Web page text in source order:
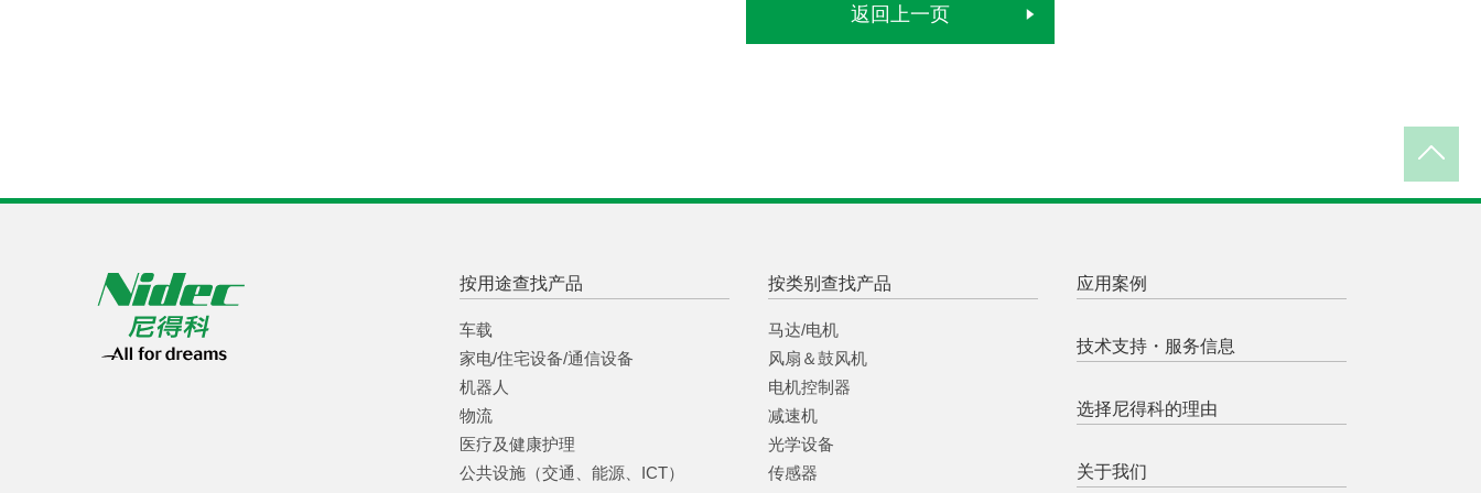
返回上一页
按用途查找产品
车载
家电/住宅设备/通信设备
机器人
物流
医疗及健康护理
公共设施（交通、能源、ICT）
按类别查找产品
马达/电机
风扇＆鼓风机
电机控制器
减速机
光学设备
传感器
应用案例
技术支持・服务信息
选择尼得科的理由
关于我们